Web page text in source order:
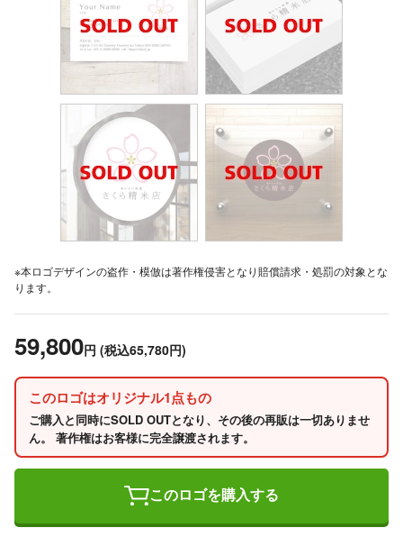
※本ロゴデザインの盗作・模倣は著作権侵害となり賠償請求・処罰の対象とな
ります。
59,800円 (税込65,780円)
このロゴはオリジナル1点もの
ご購入と同時にSOLD OUTとなり、その後の再販は一切ありませ
ん。 著作権はお客様に完全譲渡されます。
このロゴを購入する